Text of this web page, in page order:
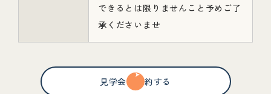
できるとは限りませんこと予めご了
承くださいませ
見学会を予約する